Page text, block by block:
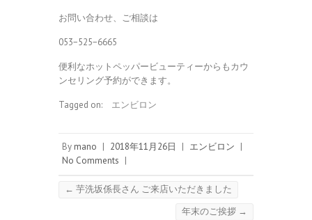
お問い合わせ、ご相談は
053−525−6665
便利なホットペッパービューティーからもカウ
ンセリング予約ができます。
Tagged on: エンビロン
By mano | 2018年11月26日 | エンビロン |
No Comments |
← 芋洗坂係長さん ご来店いただきました
年末のご挨拶 →